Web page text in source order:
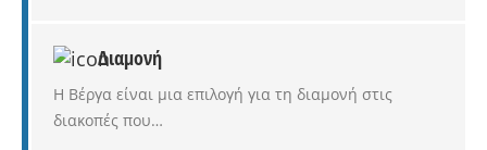
Διαμονή
Η Βέργα είναι μια επιλογή για τη διαμονή στις
διακοπές που…